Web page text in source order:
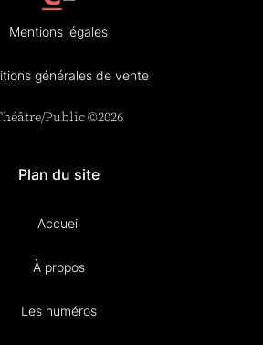
Mentions légales
générales de vente
Public ©2026
Plan du site
Accueil
À propos
Les numéros